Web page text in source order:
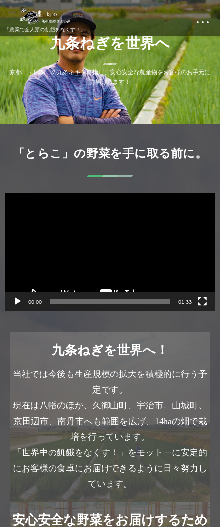
「農業で全人類の飢餓をなくす！」
…
九条ねぎを世界へ
京都一・日本一の九条ネギを目指し 、安心安全な農産物をお客様のお手元に
お届け しま す！
「とらこ」の野菜を手に取る前に。
00:00 01:33
九条ねぎを世界へ！
当社では今後も生産規模の拡大を積極的に行う予
定です。
現在は八幡のほか、久御山町、宇治市、山城町、
京田辺市、南丹市へも範囲を広げ、14haの畑で栽
培を行っています。
「世界中の飢餓をなくす！」をモットーに安定的
にお客様の食卓にお届けできるように日々努力し
ています。
安心安全な野菜をお届けするため